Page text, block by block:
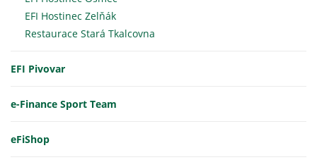
EFI Hostinec Zelňák
Restaurace Stará Tkalcovna
EFI Pivovar
e-Finance Sport Team
eFiShop